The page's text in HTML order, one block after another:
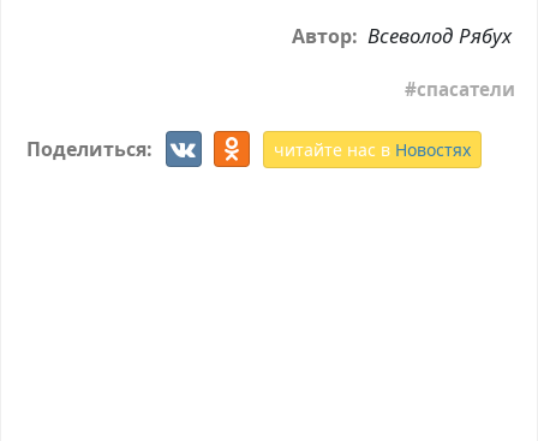
Автор: Всеволод Рябух
спасатели
Поделиться: читайте нас в Новостях